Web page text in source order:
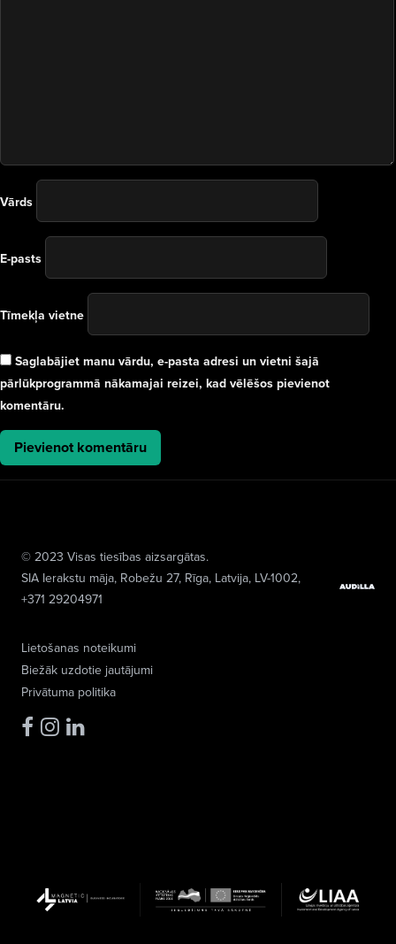
Vārds
E-pasts
Tīmekļa vietne
Saglabājiet manu vārdu, e-pasta adresi un vietni šajā
pārlūkprogrammā nākamajai reizei, kad vēlēšos pievienot
komentāru.
Lietošanas noteikumi
Biežāk uzdotie jautājumi
Privātuma politika
© 2023 Visas tiesības aizsargātas.
SIA Ierakstu māja, Robežu 27, Rīga, Latvija, LV-1002,
+371 29204971